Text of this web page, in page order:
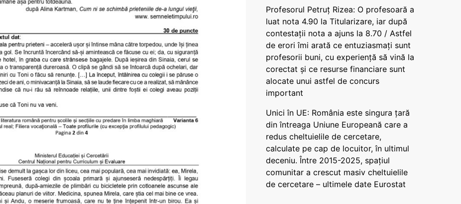
Profesorul Petruț Rizea: O profesoară a
luat nota 4.90 la Titularizare, iar după
contestații nota a ajuns la 8.70 / Astfel
de erori îmi arată ce entuziasmați sunt
profesorii buni, cu experiență să vină la
corectat și ce resurse financiare sunt
alocate unui astfel de concurs
important
Unici în UE: România este singura țară
din întreaga Uniune Europeană care a
redus cheltuielile de cercetare,
calculate pe cap de locuitor, în ultimul
deceniu. Între 2015-2025, spațiul
comunitar a crescut masiv cheltuielile
de cercetare – ultimele date Eurostat